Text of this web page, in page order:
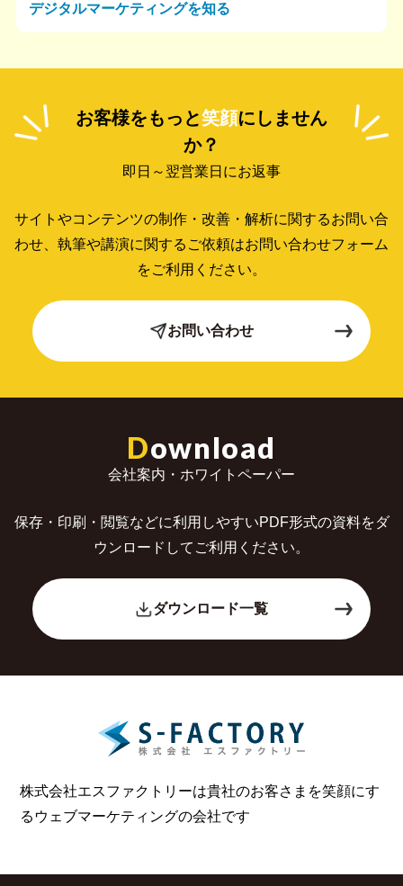
デジタルマーケティングを知る
お客様をもっと笑顔にしません
か？
即日～翌営業日にお返事
サイトやコンテンツの制作・改善・解析に関するお問い合
わせ、 執筆や講演に関するご依頼はお問い合わせフォーム
をご利用ください。
お問い合わせ
Download
会社案内・ホワイトペーパー
保存・印刷・閲覧などに利用しやすいPDF形式の資料をダ
ウンロードしてご利用ください。
ダウンロード一覧
株式会社エスファクトリーは貴社のお客さまを笑顔にす
る ウェブマーケティングの会社です